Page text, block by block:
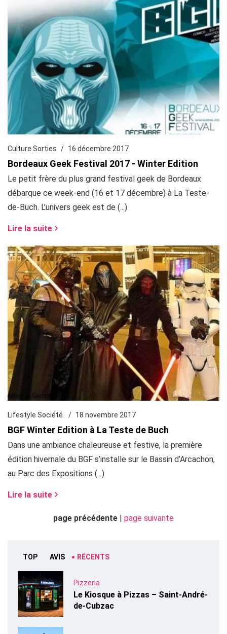
Culture Sorties 16 décembre 2017
Bordeaux Geek Festival 2017 - Winter Edition
Le petit frère du plus grand festival geek de Bordeaux
débarque ce week-end (16 et 17 décembre) à La Teste-
de-Buch. L’univers geek est de (...)
Lire la suite
Lifestyle Société 18 novembre 2017
BGF Winter Edition à La Teste de Buch
Dans une ambiance chaleureuse et festive, la première
édition hivernale du BGF s’installe sur le Bassin d’Arcachon,
au Parc des Expositions (...)
Lire la suite
page précédente page suivante
TOP AVIS RÉCENTS
Pizzeria
Le Kiosque à Pizzas – Saint-André-
de-Cubzac